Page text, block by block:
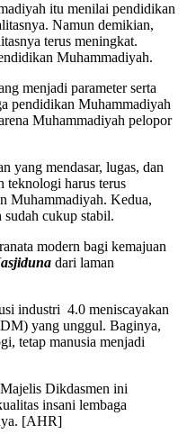
itu menilai pendidikan
Namun demikian,
terus meningkat.
Muhammadiyah.
menjadi parameter serta
pendidikan Muhammadiyah
Muhammadiyah pelopor
yang mendasar, lugas, dan
teknologi harus terus
Muhammadiyah. Kedua,
cukup stabil.
modern bagi kemajuan
dari laman
industri 4.0 meniscayakan
yang unggul. Baginya,
tetap manusia menjadi
Dikdasmen ini
insani lembaga
[AHR]